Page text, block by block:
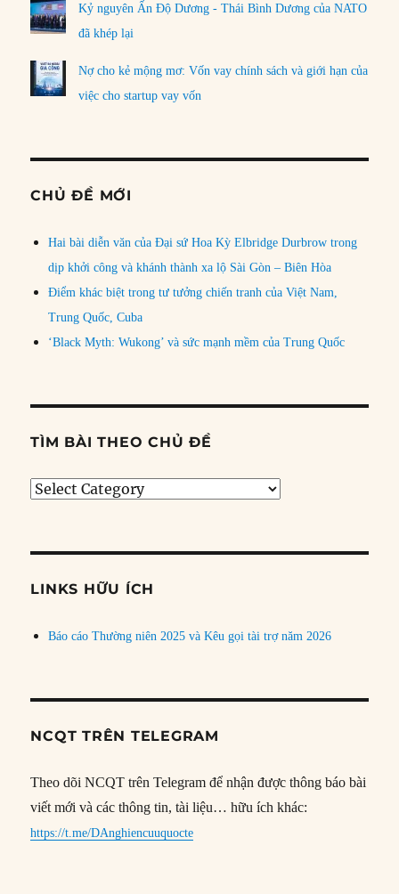
Kỷ nguyên Ấn Độ Dương - Thái Bình Dương của NATO
đã khép lại
Nợ cho kẻ mộng mơ: Vốn vay chính sách và giới hạn của
việc cho startup vay vốn
CHỦ ĐỀ MỚI
Hai bài diễn văn của Đại sứ Hoa Kỳ Elbridge Durbrow trong
dịp khởi công và khánh thành xa lộ Sài Gòn – Biên Hòa
Điểm khác biệt trong tư tưởng chiến tranh của Việt Nam,
Trung Quốc, Cuba
‘Black Myth: Wukong’ và sức mạnh mềm của Trung Quốc
TÌM BÀI THEO CHỦ ĐỀ
Tìm
đề
LINKS HỮU ÍCH
Báo cáo Thường niên 2025 và Kêu gọi tài trợ năm 2026
NCQT TRÊN TELEGRAM
Theo dõi NCQT trên Telegram để nhận được thông báo bài
viết mới và các thông tin, tài liệu… hữu ích khác:
https://t.me/DAnghiencuuquocte